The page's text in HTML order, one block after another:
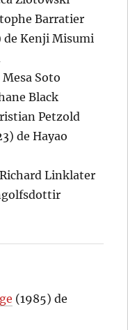
Barratier
de Kenji Misumi
Soto
Black
Petzold
de Hayao
Linklater
(1985) de